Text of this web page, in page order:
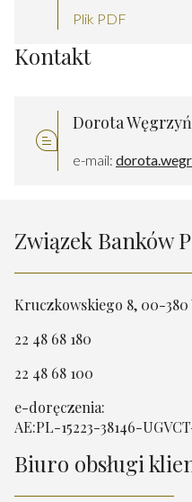
Plik PDF
Kontakt
Dorota
e-mail:
Związek Banków
Kruczkowskiego 8, 00-380
22 48 68 180
22 48 68 100
e-doręczenia:
AE:PL-15223-38146-
Biuro obsługi